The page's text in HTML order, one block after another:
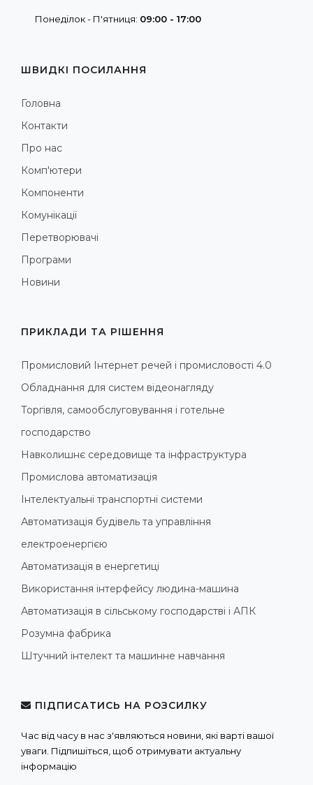
Понеділок - П'ятниця: 09:00 - 17:00
ШВИДКІ ПОСИЛАННЯ
Головна
Контакти
Про нас
Комп'ютери
Компоненти
Комунікації
Перетворювачі
Програми
Новини
ПРИКЛАДИ ТА РІШЕННЯ
Промисловий Інтернет речей і промисловості 4.0
Обладнання для систем відеонагляду
Торгівля, самообслуговування і готельне
господарство
Навколишнє середовище та інфраструктура
Промислова автоматизація
Інтелектуальні транспортні системи
Автоматизація будівель та управління
електроенергією
Автоматизація в енергетиці
Використання інтерфейсу людина-машина
Автоматизація в сільському господарстві і АПК
Розумна фабрика
Штучний інтелект та машинне навчання
ПІДПИСАТИСЬ НА РОЗСИЛКУ
Час від часу в нас з'являються новини, які варті вашої
уваги. Підпишіться, щоб отримувати актуальну
інформацію